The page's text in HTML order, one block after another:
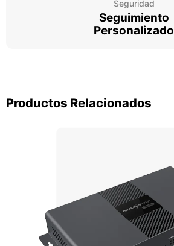
Seguridad
Seguimiento
Personalizado
Productos Relacionados